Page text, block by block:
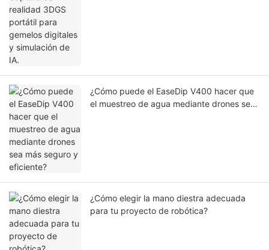
¿Cómo puede el EaseDip V400 hacer que
el muestreo de agua mediante drones sea
¿Cómo elegir la mano diestra adecuada
para tu proyecto de robótica?